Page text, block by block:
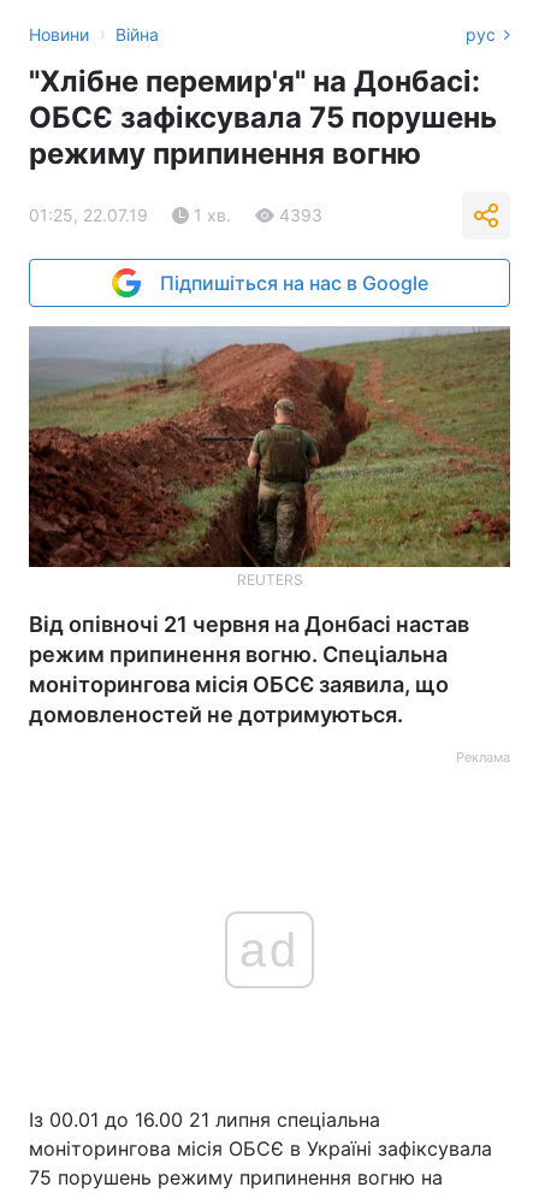
Новини › Війна рус
"Хлібне перемир'я" на Донбасі:
ОБСЄ зафіксувала 75 порушень
режиму припинення вогню
01:25, 22.07.19 1 хв. 4393
Підпишіться на нас в Google
REUTERS
Від опівночі 21 червня на Донбасі настав
режим припинення вогню. Спеціальна
моніторингова місія ОБСЄ заявила, що
домовленостей не дотримуються.
Реклама
ad
Із 00.01 до 16.00 21 липня спеціальна
моніторингова місія ОБСЄ в Україні зафіксувала
75 порушень режиму припинення вогню на